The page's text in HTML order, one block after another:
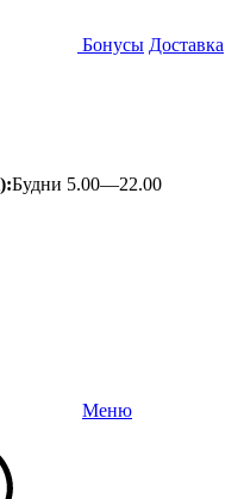
Бонусы Доставка
Будни 5.00—22.00
Меню